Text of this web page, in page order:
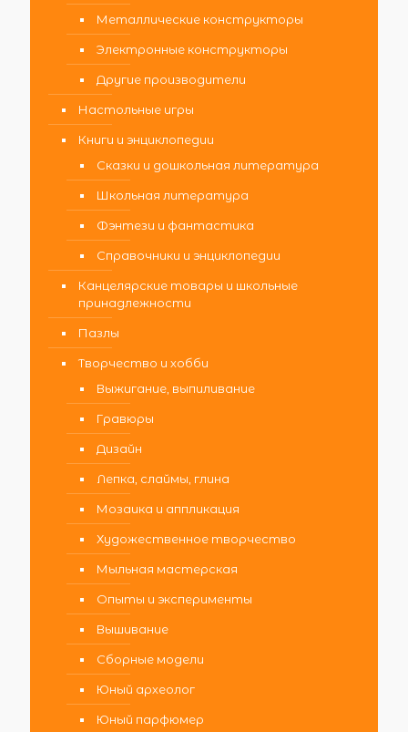
Металлические конструкторы
Электронные конструкторы
Другие производители
Настольные игры
Книги и энциклопедии
Сказки и дошкольная литература
Школьная литература
Фэнтези и фантастика
Справочники и энциклопедии
Канцелярские товары и школьные
принадлежности
Пазлы
Творчество и хобби
Выжигание, выпиливание
Гравюры
Дизайн
Лепка, слаймы, глина
Мозаика и аппликация
Художественное творчество
Мыльная мастерская
Опыты и эксперименты
Вышивание
Сборные модели
Юный археолог
Юный парфюмер